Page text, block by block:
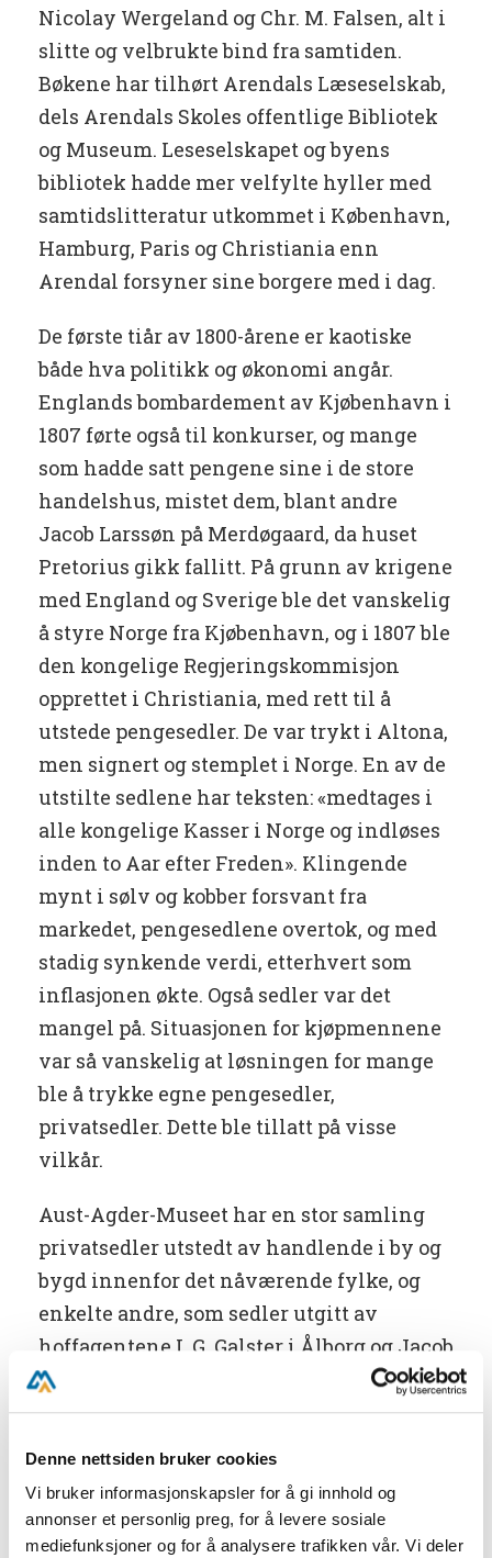
Denne nettsiden bruker cookies
Vi bruker informasjonskapsler for å gi innhold og
annonser et personlig preg, for å levere sosiale
mediefunksjoner og for å analysere trafikken vår. Vi deler
Nicolay Wergeland og Chr. M. Falsen, alt i
slitte og velbrukte bind fra samtiden.
Bøkene har tilhørt Arendals Læseselskab,
dels Arendals Skoles offentlige Bibliotek
og Museum. Leseselskapet og byens
bibliotek hadde mer velfylte hyller med
samtidslitteratur utkommet i København,
Hamburg, Paris og Christiania enn
Arendal forsyner sine borgere med i dag.
De første tiår av 1800-årene er kaotiske
både hva politikk og økonomi angår.
Englands bombardement av Kjøbenhavn i
1807 førte også til konkurser, og mange
som hadde satt pengene sine i de store
handelshus, mistet dem, blant andre
Jacob Larssøn på Merdøgaard, da huset
Pretorius gikk fallitt. På grunn av krigene
med England og Sverige ble det vanskelig
å styre Norge fra Kjøbenhavn, og i 1807 ble
den kongelige Regjeringskommisjon
opprettet i Christiania, med rett til å
utstede pengesedler. De var trykt i Altona,
men signert og stemplet i Norge. En av de
utstilte sedlene har teksten: «medtages i
alle kongelige Kasser i Norge og indløses
inden to Aar efter Freden». Klingende
mynt i sølv og kobber forsvant fra
markedet, pengesedlene overtok, og med
stadig synkende verdi, etterhvert som
inflasjonen økte. Også sedler var det
mangel på. Situasjonen for kjøpmennene
var så vanskelig at løsningen for mange
ble å trykke egne pengesedler,
privatsedler. Dette ble tillatt på visse
vilkår.
Aust-Agder-Museet har en stor samling
privatsedler utstedt av handlende i by og
bygd innenfor det nåværende fylke, og
enkelte andre, som sedler utgitt av
hoffagentene I. G. Galster i Ålborg og Jacob
Kielland i Stavanger. Endel av samlingen
er for første gang stilt ut. Pengesedlene er
bare tåle dagens lys noen få uker
framover. Den eldste seddelen er signert
av Peter Herlofson på Strømsbo,